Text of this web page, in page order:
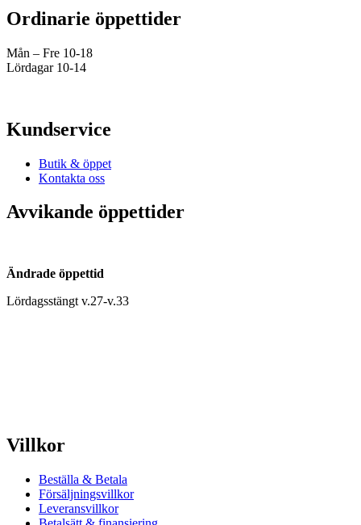
Ordinarie öppettider
Mån – Fre 10-18
Lördagar 10-14
Kundservice
Butik & öppet
Kontakta oss
Avvikande öppettider
Ändrade öppettid
Lördagsstängt v.27-v.33
Villkor
Beställa & Betala
Försäljningsvillkor
Leveransvillkor